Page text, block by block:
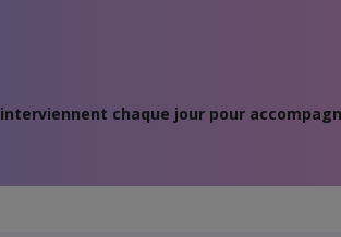
chaque jour pour